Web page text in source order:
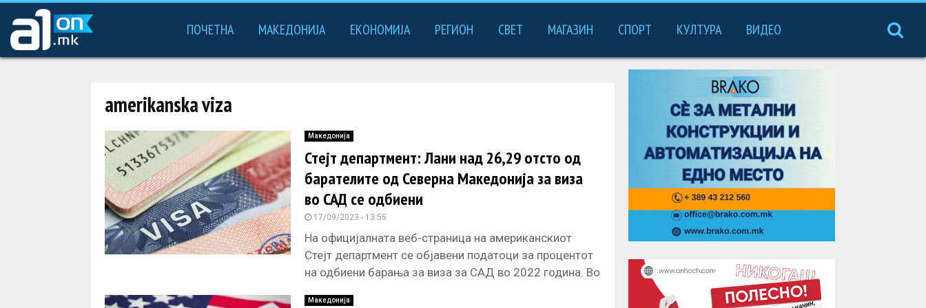
ПОЧЕТНА МАКЕДОНИЈА ЕКОНОМИЈА РЕГИОН СВЕТ МАГАЗИН СПОРТ КУЛТУРА ВИДЕО
amerikanska viza
Македонија
Стејт департмент: Лани над 26,29 отсто од
барателите од Северна Македонија за виза
во САД се одбиени
17/09/2023 - 13:55
На официјалната веб-страница на американскиот
Стејт департмент се објавени податоци за процентот
на одбиени барања за виза за САД во 2022 година. Во
Македонија